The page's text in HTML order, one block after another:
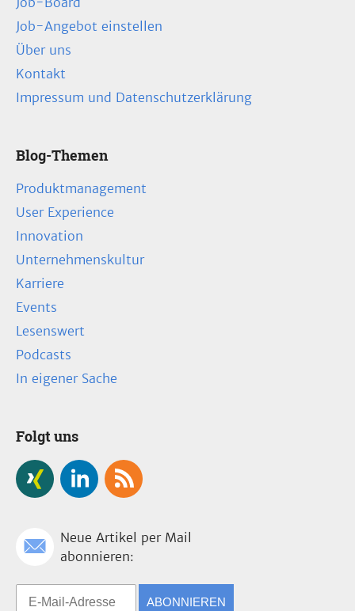
Job-Angebot einstellen
Über uns
Kontakt
Impressum und Datenschutzerklärung
Blog-Themen
Produktmanagement
User Experience
Innovation
Unternehmenskultur
Karriere
Events
Lesenswert
Podcasts
In eigener Sache
Folgt uns
Neue Artikel per Mail
abonnieren:
ABONNIEREN